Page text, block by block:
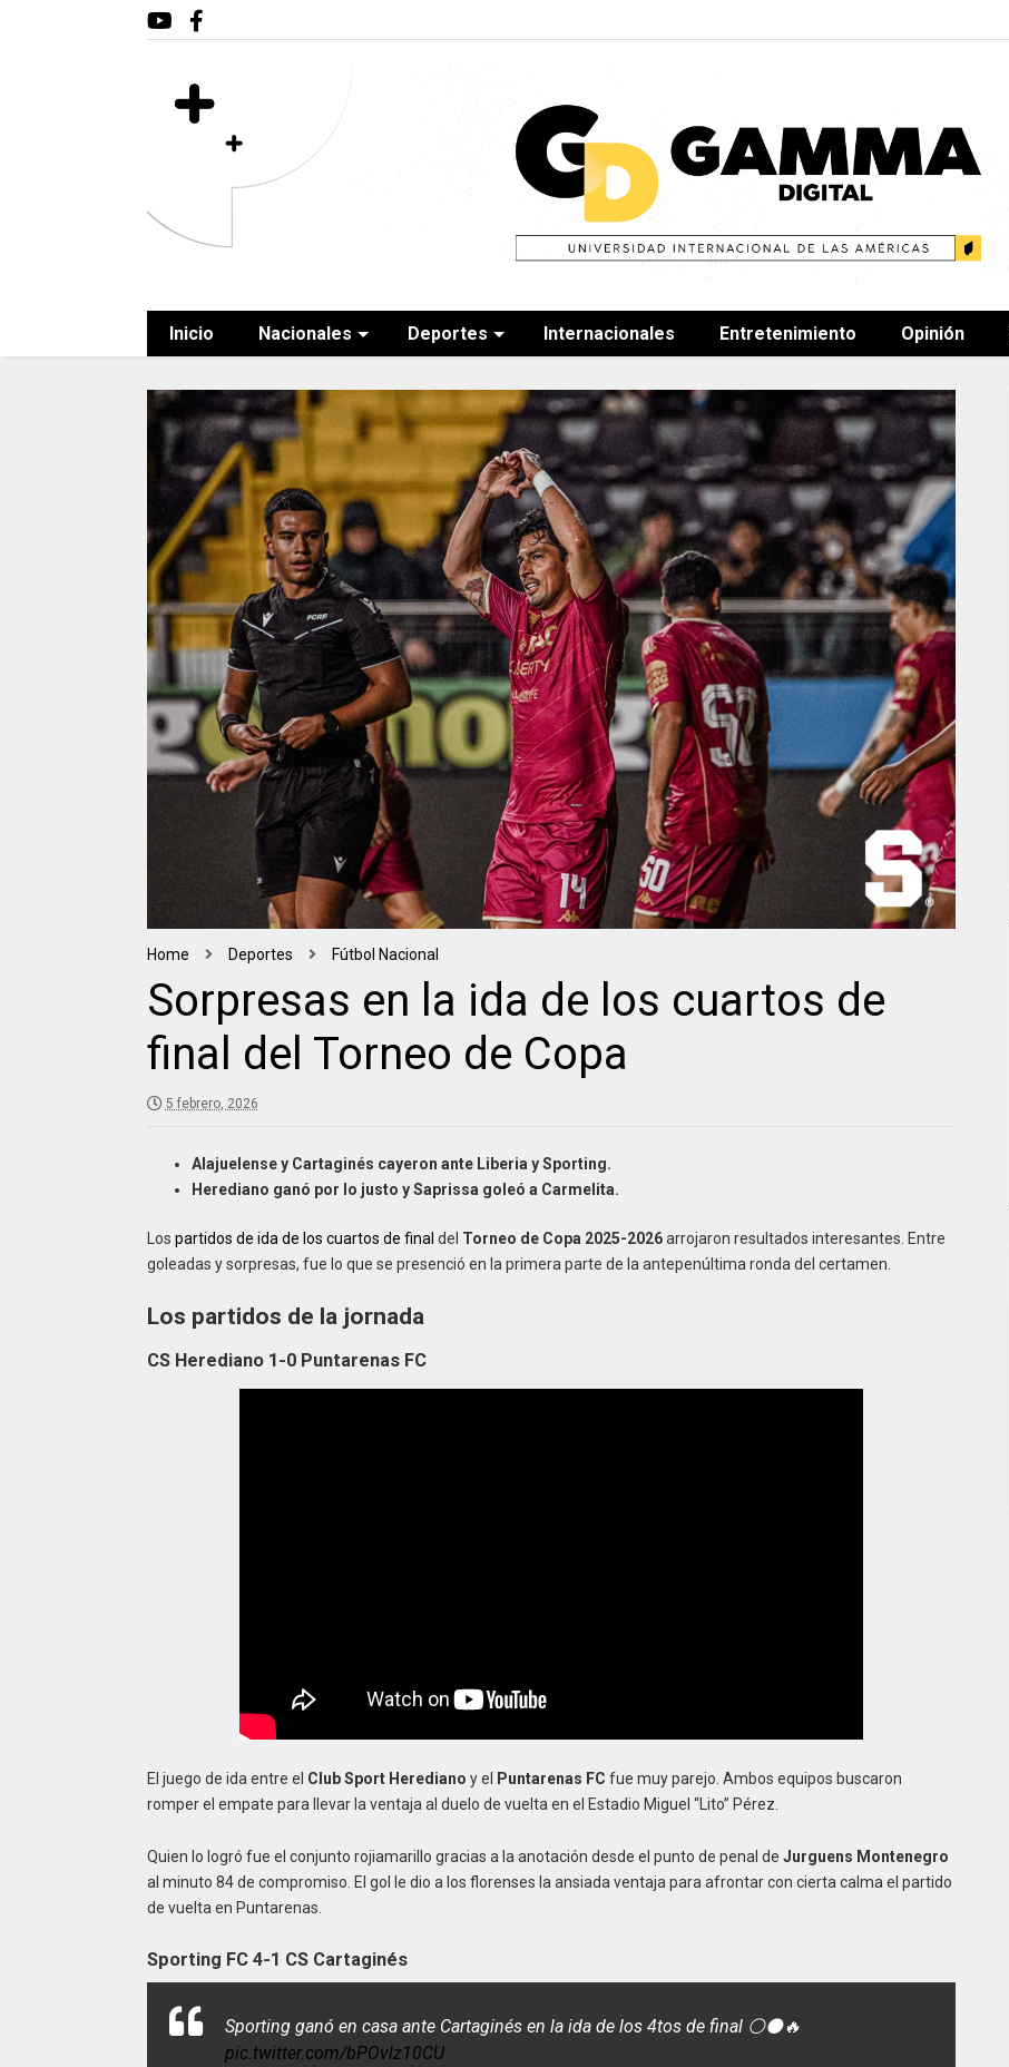
Inicio Nacionales Deportes Internacionales Entretenimiento Opinión
Home Deportes Fútbol Nacional
Sorpresas en la ida de los cuartos de
final del Torneo de Copa
5 febrero, 2026
Alajuelense y Cartaginés cayeron ante Liberia y Sporting.
Herediano ganó por lo justo y Saprissa goleó a Carmelita.
Los partidos de ida de los cuartos de final del Torneo de Copa 2025-2026arrojaron resultados interesantes. Entre
goleadas y sorpresas, fue lo que se presenció en la primera parte de la antepenúltima ronda del certamen.
Los partidos de la jornada
CS Herediano 1-0 Puntarenas FC
El juego de ida entre el Club Sport Herediano y el Puntarenas FC fue muy parejo. Ambos equipos buscaron
romper el empate para llevar la ventaja al duelo de vuelta en el Estadio Miguel “Lito” Pérez.
Quien lo logró fue el conjunto rojiamarillo gracias a la anotación desde el punto de penal de Jurguens Montenegro
al minuto 84 de compromiso. El gol le dio a los florenses la ansiada ventaja para afrontar con cierta calma el partido
de vuelta en Puntarenas.
Sporting FC 4-1 CS Cartaginés
Sporting ganó en casa ante Cartaginés en la ida de los 4tos de final ⚪⚫🔥
pic.twitter.com/bPOvlz10CU